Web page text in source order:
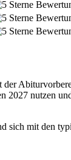
nutzen
sich mit den